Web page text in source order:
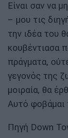
Είναι σαν να
– μου τις
την ιδέα του
κουβέντιασα
πράγματα,
γεγονός της
μοιραία, θα
Αυτό φοβάμαι
Πηγή Down